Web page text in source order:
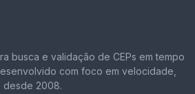
busca e validação de CEPs em tempo
com foco em velocidade,
desde 2008.